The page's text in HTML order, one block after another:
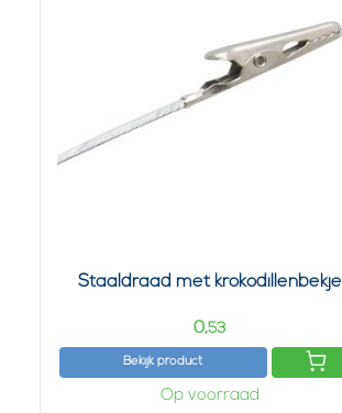
Staaldraad met krokodillenbekje
0,53
Bekijk product
Op voorraad